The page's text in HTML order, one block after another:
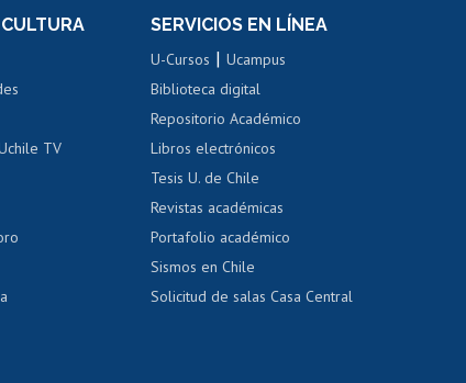
interna
uchile
Movilidad Estudiantil
Cursos de español
y violencia
TV
SERVICIOS EN LÍNEA
U-Cursos |Ucampus
Biblioteca digital
Repositorio Académico
Libros electrónicos
Tesis U. de Chile
Revistas académicas
Portafolio académico
Sismos en Chile
Solicitud de salas Casa Central